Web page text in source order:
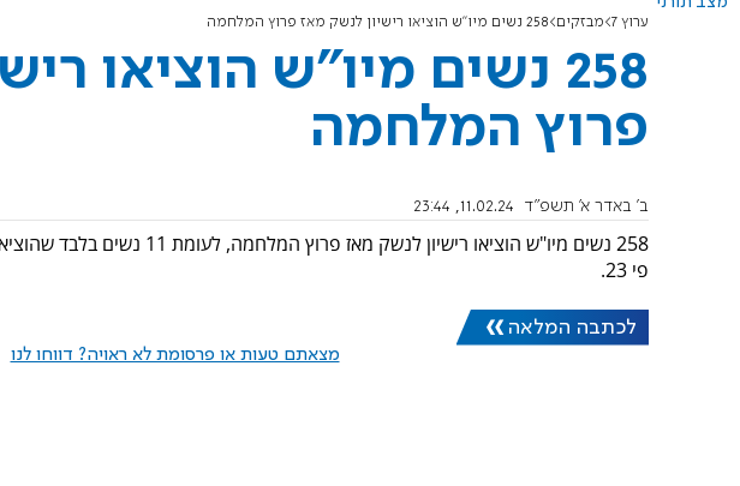
ערוץ 7 מבזקים 258 נשים מיו"ש הוציאו רישיון לנשק מאז פרוץ המלחמה
258 נשים מיו"ש הוציאו
פרוץ המלחמה
ב' באדר א׳ תשפ"ד 11.02.24, 23:44
258 נשים מיו"ש הוציאו רישיון
פי 23.
לכתבה המלאה
מצאתם טעות או פרסומת לא ראויה? דווחו לנו